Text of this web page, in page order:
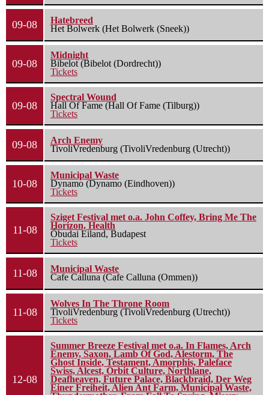
09-08
Hatebreed
Het Bolwerk (Het Bolwerk (Sneek))
09-08
Midnight
Bibelot (Bibelot (Dordrecht))
Tickets
09-08
Spectral Wound
Hall Of Fame (Hall Of Fame (Tilburg))
Tickets
09-08
Arch Enemy
TivoliVredenburg (TivoliVredenburg (Utrecht))
10-08
Municipal Waste
Dynamo (Dynamo (Eindhoven))
Tickets
11-08
Sziget Festival met o.a. John Coffey, Bring Me The
Horizon, Health
Óbudai Eiland, Budapest
Tickets
11-08
Municipal Waste
Cafe Calluna (Cafe Calluna (Ommen))
11-08
Wolves In The Throne Room
TivoliVredenburg (TivoliVredenburg (Utrecht))
Tickets
12-08
Summer Breeze Festival met o.a. In Flames, Arch
Enemy, Saxon, Lamb Of God, Alestorm, The
Ghost Inside, Testament, Amorphis, Paleface
Swiss, Alcest, Orbit Culture, Northlane,
Deafheaven, Future Palace, Blackbraid, Der Weg
Einer Freiheit, Alien Ant Farm, Municipal Waste,